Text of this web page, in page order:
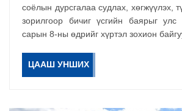
соёлын дурсгалаа судлах, хөгжүүлэх,
зорилгоор бичиг үсгийн баярыг
сарын 8-ны өдрийг хүртэл зохион
ЦААШ УНШИХ